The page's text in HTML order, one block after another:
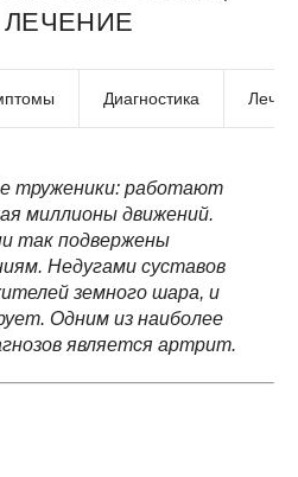
Диагностика
труженики: работают
миллионы движений.
так подвержены
Недугами суставов
земного шара, и
Одним из наиболее
является артрит.